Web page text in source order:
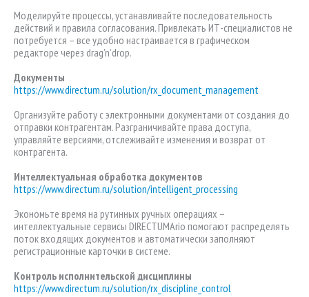
Моделируйте процессы, устанавливайте последовательность
действий и правила согласования. Привлекать ИТ-специалистов не
потребуется – все удобно настраивается в графическом
редакторе через drag’n’drop.
Документы
https://www.directum.ru/solution/rx_document_management
Организуйте работу с электронными документами от создания до
отправки контрагентам. Разграничивайте права доступа,
управляйте версиями, отслеживайте изменения и возврат от
контрагента.
Интеллектуальная обработка документов
https://www.directum.ru/solution/intelligent_processing
Экономьте время на рутинных ручных операциях –
интеллектуальные сервисы DIRECTUMArio помогают распределять
поток входящих документов и автоматически заполняют
регистрационные карточки в системе.
Контроль исполнительской дисциплины
https://www.directum.ru/solution/rx_discipline_control